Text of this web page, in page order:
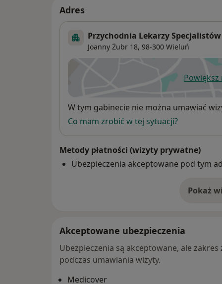
Adres
Przychodnia Lekarzy
Joanny Żubr 18, 98-300 Wieluń
Powiększ
Dostępność
W tym gabinecie nie można umawiać
Co mam zrobić w tej sytuacji?
Metody płatności (wizyty prywatne)
Ubezpieczenia akceptowane pod tym
Pokaż o
Akceptowane ubezpieczenia
Ubezpieczenia są akceptowane, ale
podczas umawiania wizyty.
Medicover